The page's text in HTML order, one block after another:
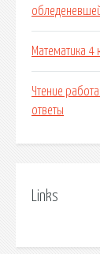
Математика 4
Чтение
ответы
Links